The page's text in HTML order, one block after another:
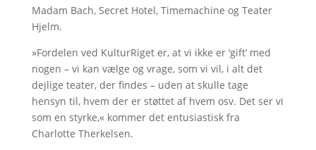
Madam Bach, Secret Hotel, Timemachine og Teater
Hjelm.
»Fordelen ved KulturRiget er, at vi ikke er ‘gift’ med
nogen – vi kan vælge og vrage, som vi vil, i alt det
dejlige teater, der findes – uden at skulle tage
hensyn til, hvem der er støttet af hvem osv. Det ser vi
som en styrke,« kommer det entusiastisk fra
Charlotte Therkelsen.